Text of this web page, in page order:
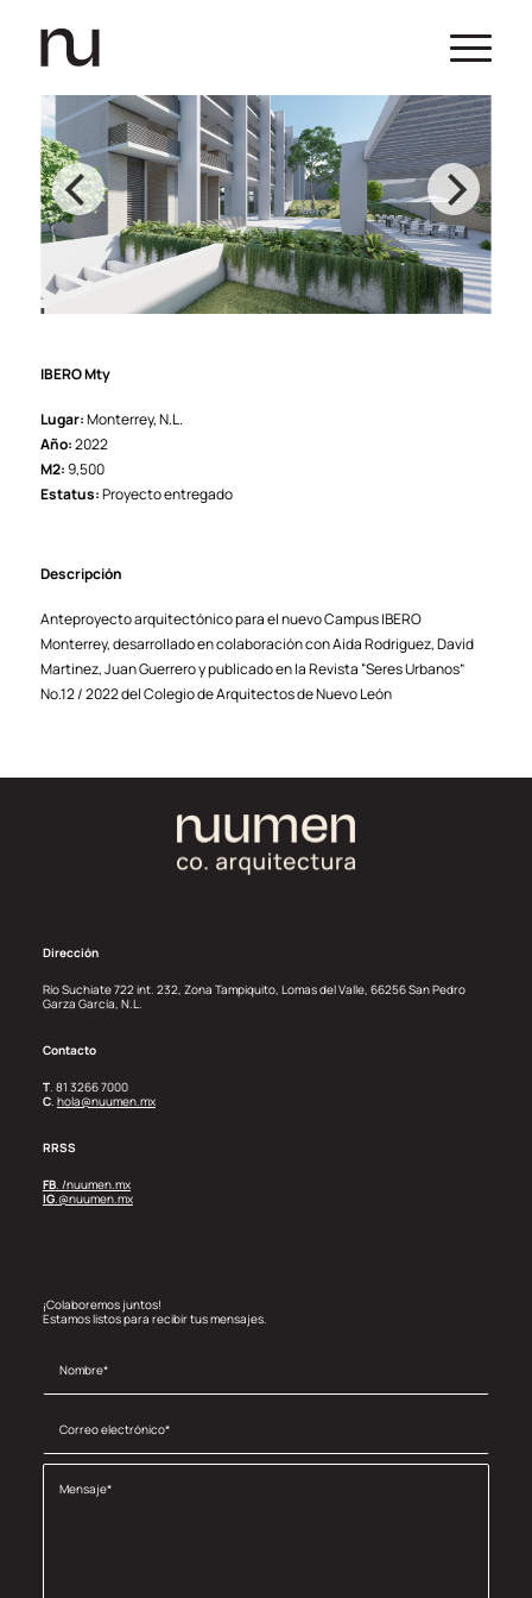
IBERO Mty
Lugar:Monterrey, N.L.
Año:2022
M2:9,500
Estatus:Proyecto entregado
Descripción
Anteproyecto arquitectónico para el nuevo Campus IBERO
Monterrey, desarrollado en colaboración con Aida Rodriguez, David
Martinez, Juan Guerrero y publicado en la Revista “Seres Urbanos”
No.12 / 2022 del Colegio de Arquitectos de Nuevo León
Dirección
Río Suchiate 722 int. 232, Zona Tampiquito, Lomas del Valle, 66256 San Pedro
Garza García, N.L.
Contacto
T. 81 3266 7000
C. hola@nuumen.mx
RRSS
FB. /nuumen.mx
IG.@nuumen.mx
¡Colaboremos juntos!
Estamos listos para recibir tus mensajes.